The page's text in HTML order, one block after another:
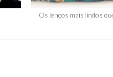
Os lenços mais lindos